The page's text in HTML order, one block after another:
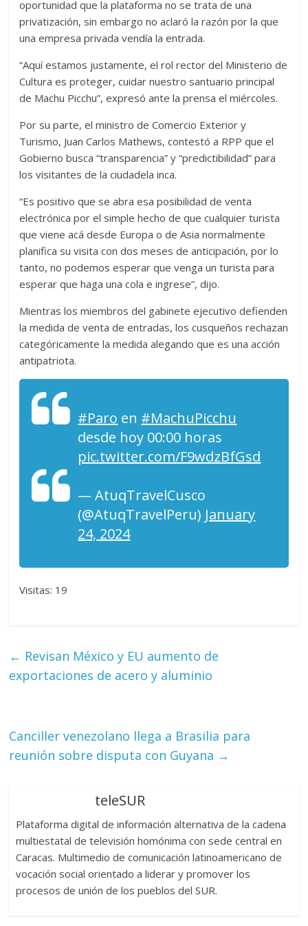
oportunidad que la plataforma no se trata de una
privatización, sin embargo no aclaró la razón por la que
una empresa privada vendía la entrada.
“Aquí estamos justamente, el rol rector del Ministerio de
Cultura es proteger, cuidar nuestro santuario principal
de Machu Picchu”, expresó ante la prensa el miércoles.
Por su parte, el ministro de Comercio Exterior y
Turismo, Juan Carlos Mathews, contestó a RPP que el
Gobierno busca “transparencia” y “predictibilidad” para
los visitantes de la ciudadela inca.
“Es positivo que se abra esa posibilidad de venta
electrónica por el simple hecho de que cualquier turista
que viene acá desde Europa o de Asia normalmente
planifica su visita con dos meses de anticipación, por lo
tanto, no podemos esperar que venga un turista para
esperar que haga una cola e ingrese”, dijo.
Mientras los miembros del gabinete ejecutivo defienden
la medida de venta de entradas, los cusqueños rechazan
categóricamente la medida alegando que es una acción
antipatriota.
#Paro en #MachuPicchu
desde hoy 00:00 horas
pic.twitter.com/F9wdzBfGsd
— AtuqTravelCusco
(@AtuqTravelPeru) January
24, 2024
Visitas: 19
← Revisan México y EU aumento de
exportaciones de acero y aluminio
Canciller venezolano llega a Brasilia para
reunión sobre disputa con Guyana →
teleSUR
Plataforma digital de información alternativa de la cadena
multiestatal de televisión homónima con sede central en
Caracas. Multimedio de comunicación latinoamericano de
vocación social orientado a liderar y promover los
procesos de unión de los pueblos del SUR.